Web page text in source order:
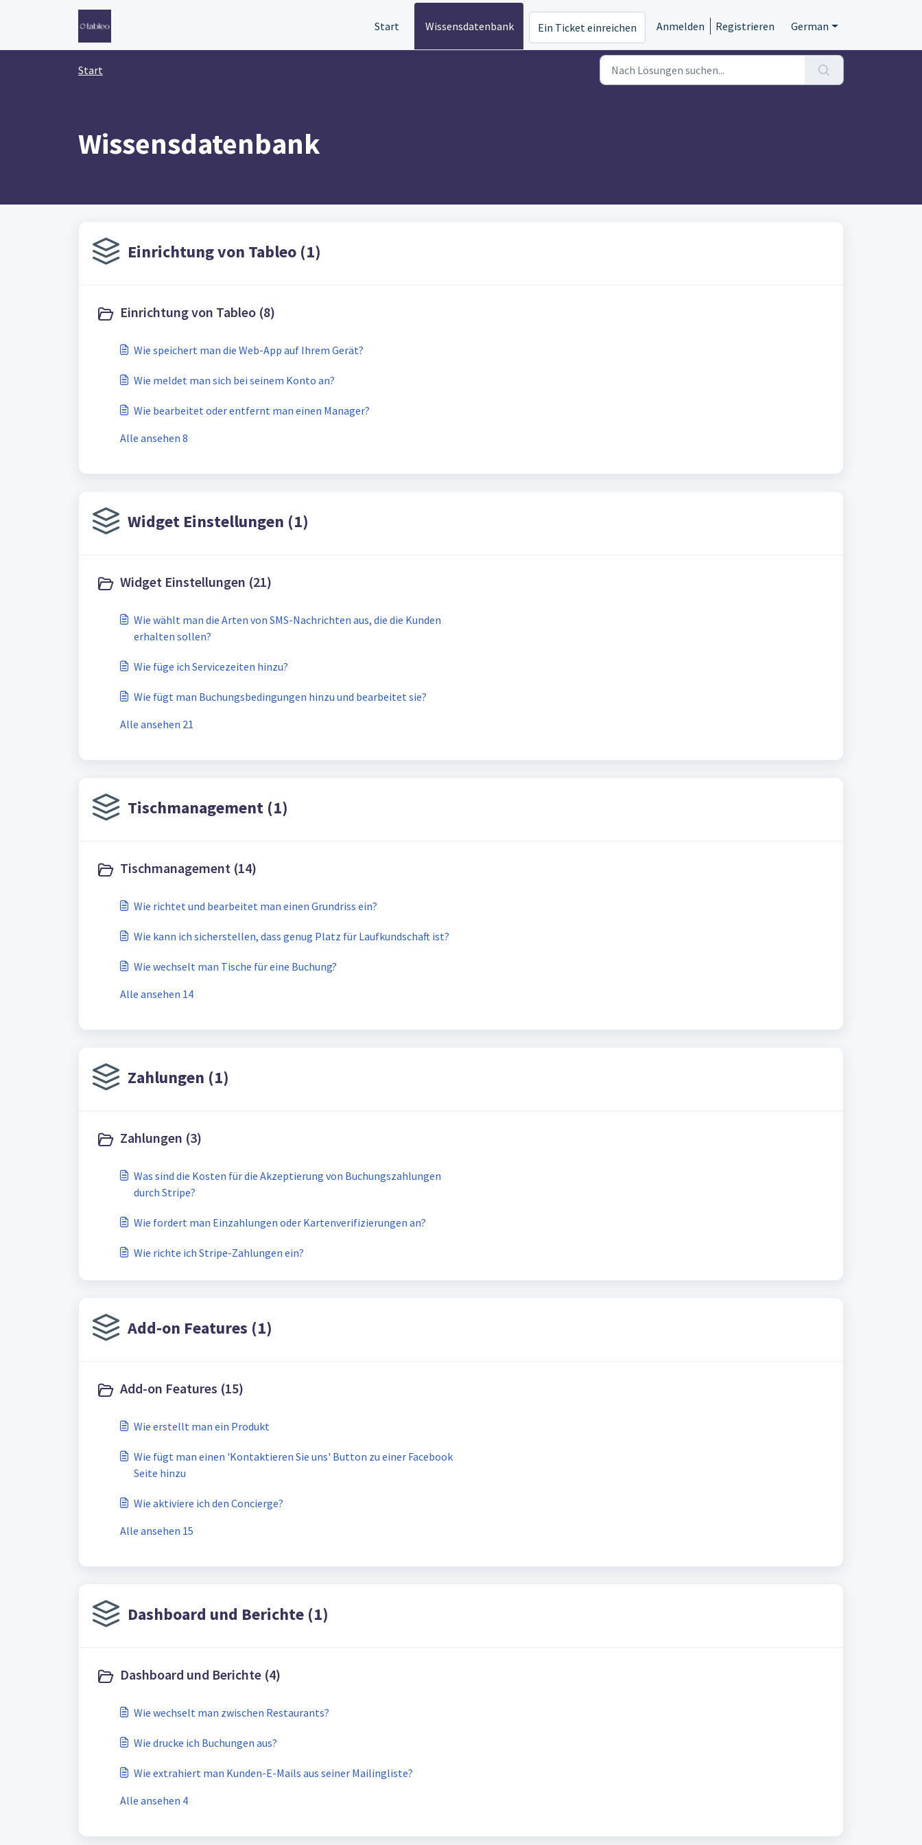
Zum hauptsächlichen Inhalt gehen
Start
Wissensdatenbank Ein Ticket einreichen Anmelden Registrieren German
Start
Wissensdatenbank
Einrichtung von Tableo (1)
Einrichtung von Tableo (8)
Wie speichert man die Web-App auf Ihrem Gerät?
Wie meldet man sich bei seinem Konto an?
Wie bearbeitet oder entfernt man einen Manager?
Alle ansehen 8
Widget Einstellungen (1)
Widget Einstellungen (21)
Wie wählt man die Arten von SMS-Nachrichten aus, die die Kunden
erhalten sollen?
Wie füge ich Servicezeiten hinzu?
Wie fügt man Buchungsbedingungen hinzu und bearbeitet sie?
Alle ansehen 21
Tischmanagement (1)
Tischmanagement (14)
Wie richtet und bearbeitet man einen Grundriss ein?
Wie kann ich sicherstellen, dass genug Platz für Laufkundschaft ist?
Wie wechselt man Tische für eine Buchung?
Alle ansehen 14
Zahlungen (1)
Zahlungen (3)
Was sind die Kosten für die Akzeptierung von Buchungszahlungen
durch Stripe?
Wie fordert man Einzahlungen oder Kartenverifizierungen an?
Wie richte ich Stripe-Zahlungen ein?
Add-on Features (1)
Add-on Features (15)
Wie erstellt man ein Produkt
Wie fügt man einen 'Kontaktieren Sie uns' Button zu einer Facebook
Seite hinzu
Wie aktiviere ich den Concierge?
Alle ansehen 15
Dashboard und Berichte (1)
Dashboard und Berichte (4)
Wie wechselt man zwischen Restaurants?
Wie drucke ich Buchungen aus?
Wie extrahiert man Kunden-E-Mails aus seiner Mailingliste?
Alle ansehen 4